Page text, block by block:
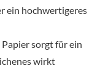
ein hochwertigeres
sorgt für ein
wirkt